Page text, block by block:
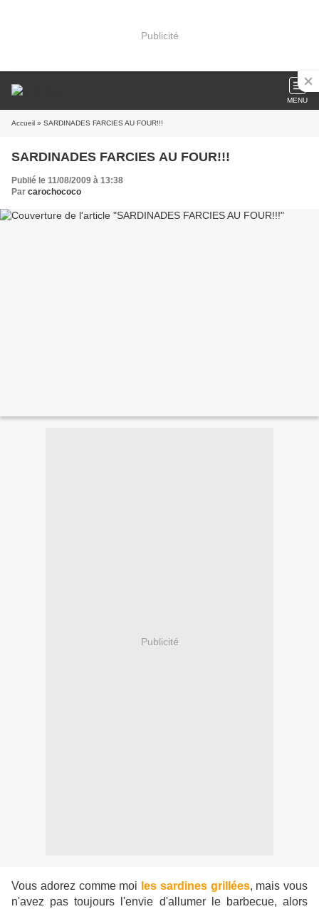
Publicité
MENU
Accueil » SARDINADES FARCIES AU FOUR!!!
SARDINADES FARCIES AU FOUR!!!
Publié le 11/08/2009 à 13:38
Par carochococo
Publicité
Vous adorez comme moi les sardines grillées, mais vous
n'avez pas toujours l'envie d'allumer le barbecue, alors